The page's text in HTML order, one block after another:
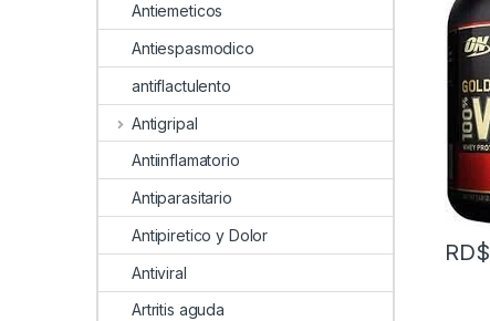
RD$
Antiemeticos
Antiespasmodico
antiflactulento
Antigripal
Antiinflamatorio
Antiparasitario
Antipiretico y Dolor
Antiviral
Artritis aguda